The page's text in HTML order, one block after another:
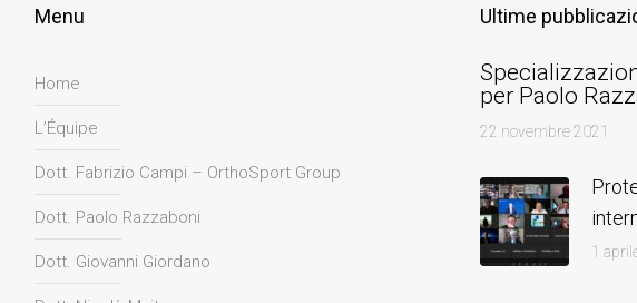
Menu
Home
L’Équipe
Dott. Fabrizio Campi – OrthoSport Group
Dott. Paolo Razzaboni
Dott. Giovanni Giordano
Ultime
per Paolo
22 novembre 2021
1